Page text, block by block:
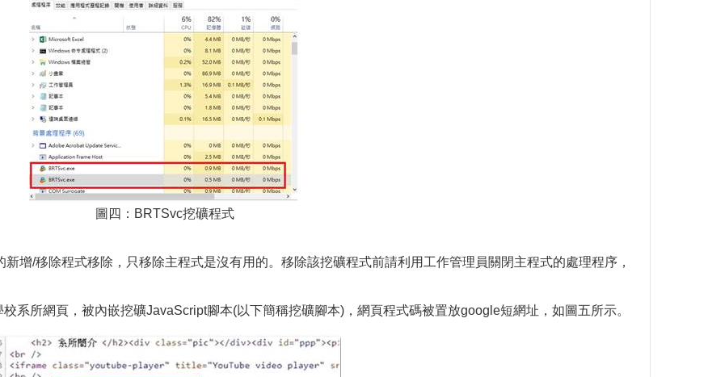
圖四：BRTSvc挖礦程式
增/移除程式移除，只移除主程式是沒有用的。移除該挖礦程式前請利用工作管理員關閉主程式的處理程序，
系所網頁，被內嵌挖礦JavaScript腳本(以下簡稱挖礦腳本)，網頁程式碼被置放google短網址，如圖五所示。